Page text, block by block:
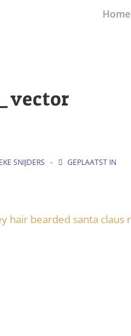
Hoofd
Home
SNIJDERS GEPLAATST IN